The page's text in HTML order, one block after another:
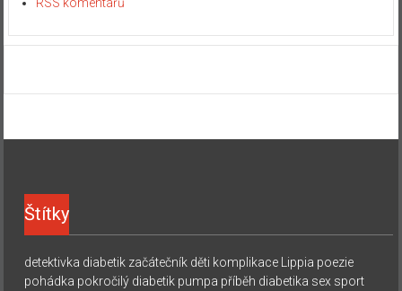
Štítky
detektivka diabetik začátečník děti komplikace Lippia poezie
pohádka pokročilý diabetik pumpa příběh diabetika sex sport